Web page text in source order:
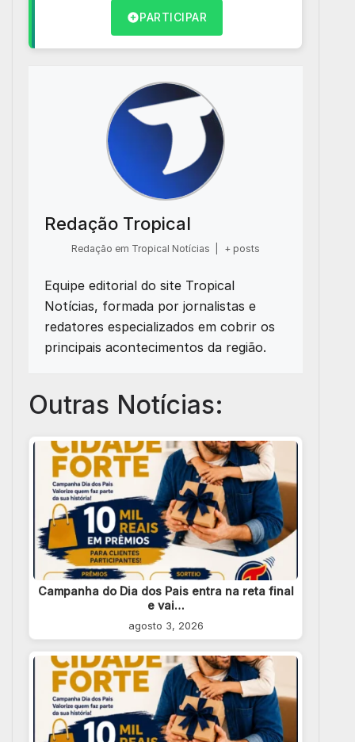
PARTICIPAR
Redação Tropical
Redação em Tropical Notícias + posts
Equipe editorial do site Tropical
Notícias, formada por jornalistas e
redatores especializados em cobrir os
principais acontecimentos da região.
Outras Notícias:
Campanha do Dia dos Pais entra na reta final
e vai…
agosto 3, 2026